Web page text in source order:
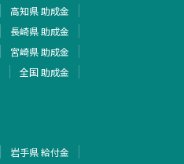
高知県 助成金
長崎県 助成金
宮崎県 助成金
全国 助成金
岩手県 給付金